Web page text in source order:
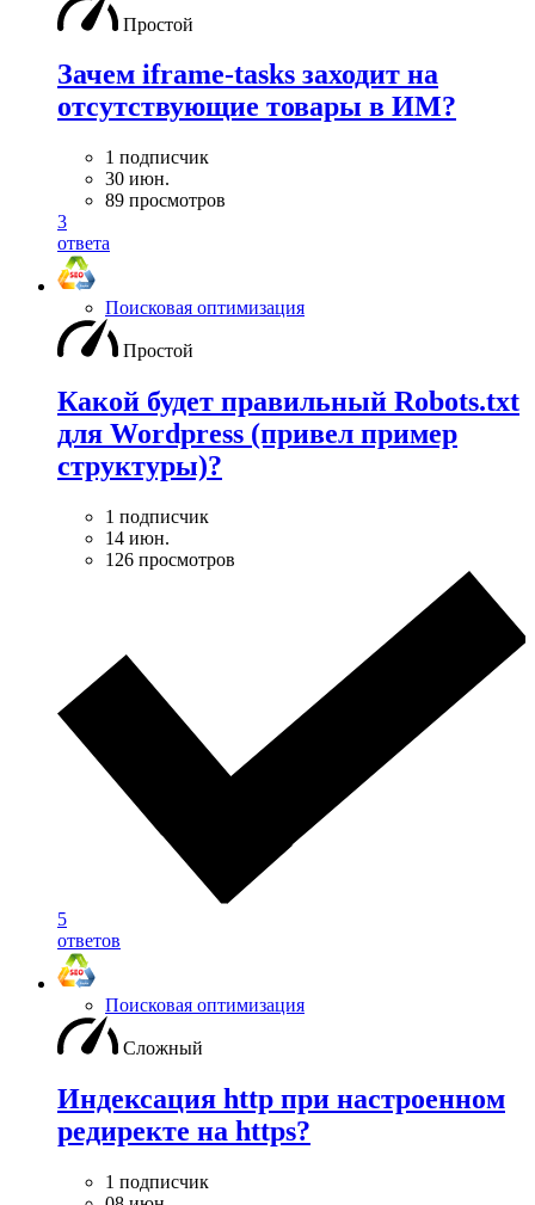
Простой
Зачем iframe-tasks заходит на
отсутствующие товары в ИМ?
1 подписчик
30 июн.
89 просмотров
3
ответа
Поисковая оптимизация
Простой
Какой будет правильный Robots.txt
для Wordpress (привел пример
структуры)?
1 подписчик
14 июн.
126 просмотров
5
ответов
Поисковая оптимизация
Сложный
Индексация http при настроенном
редиректе на https?
1 подписчик